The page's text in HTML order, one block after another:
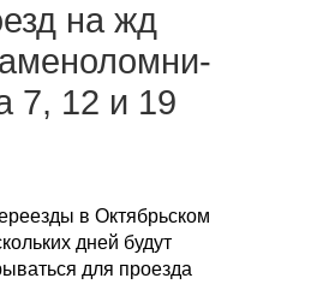
Объявления
Каталог
на жд
7, 12 и 19
в Октябрьском
дней будут
для проезда